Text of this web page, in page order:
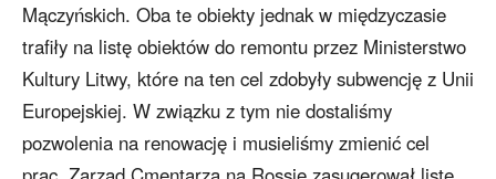
Mączyńskich. Oba te obiekty jednak w międzyczasie
trafiły na listę obiektów do remontu przez Ministerstwo
Kultury Litwy, które na ten cel zdobyły subwencję z Unii
Europejskiej. W związku z tym nie dostaliśmy
pozwolenia na renowację i musieliśmy zmienić cel